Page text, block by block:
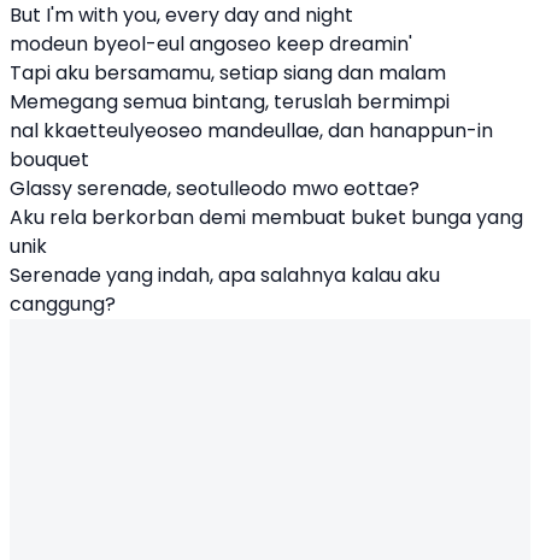
But I'm with you, every day and night
modeun byeol-eul angoseo keep dreamin'
Tapi aku bersamamu, setiap siang dan malam
Memegang semua bintang, teruslah bermimpi
nal kkaetteulyeoseo mandeullae, dan hanappun-in
bouquet
Glassy serenade, seotulleodo mwo eottae?
Aku rela berkorban demi membuat buket bunga yang
unik
Serenade yang indah, apa salahnya kalau aku
canggung?